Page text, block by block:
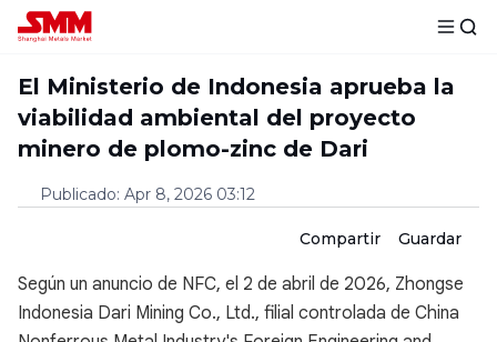
El Ministerio de Indonesia aprueba la
viabilidad ambiental del proyecto
minero de plomo-zinc de Dari
Publicado: Apr 8, 2026 03:12
Compartir Guardar
Según un anuncio de NFC, el 2 de abril de 2026, Zhongse
Indonesia Dari Mining Co., Ltd., filial controlada de China